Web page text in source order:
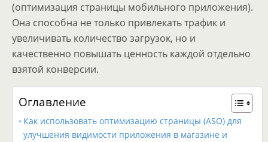
(оптимизация страницы мобильного приложения).
Она способна не только привлекать трафик и
увеличивать количество загрузок, но и
качественно повышать ценность каждой отдельно
взятой конверсии.
Оглавление
Как использовать оптимизацию страницы (ASO) для
улучшения видимости приложения в магазине и